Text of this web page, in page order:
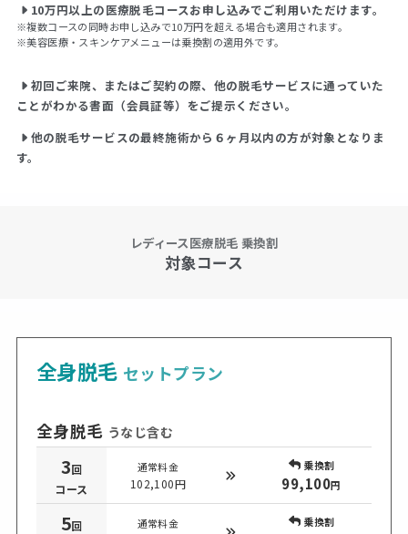
10万円以上の医療脱毛コースお申し込みでご利用いただけます。
※複数コースの同時お申し込みで10万円を超える場合も適用されます。
※美容医療・スキンケアメニューは乗換割の適用外です。
初回ご来院、またはご契約の際、他の脱毛サービスに通っていた
ことがわかる書面（会員証等）をご提示ください。
他の脱毛サービスの最終施術から６ヶ月以内の方が対象となりま
す。
レディース医療脱毛 乗換割
対象コース
全身脱毛 セットプラン
全身脱毛 うなじ含む
3回
コース
通常料金
102,100円
乗換割
99,100円
5回
通常料金 乗換割